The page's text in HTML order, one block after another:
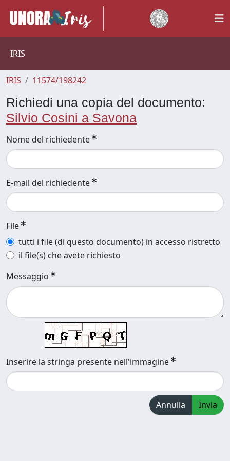
IRIS
IRIS 11574/198242
Richiedi una copia del documento:
Silvio Cosini a Savona
Nome del richiedente
E-mail del richiedente
File
tutti i file (di questo documento) in accesso ristretto
il file(s) che avete richiesto
Messaggio
Inserire la stringa presente nell'immagine
Annulla Invia